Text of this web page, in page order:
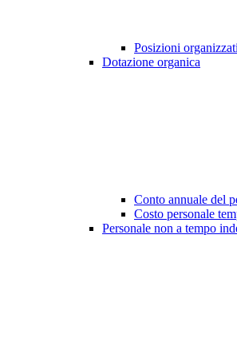
Posizioni
Dotazione organica
Conto annuale del
Costo personale
Personale non a tempo